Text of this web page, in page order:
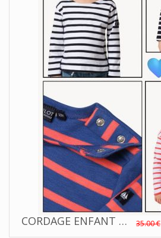
CORDAGE ENFANT MARINIÈRE MIXTE MANCHES LONGUES| HUBLOT 35.00 €